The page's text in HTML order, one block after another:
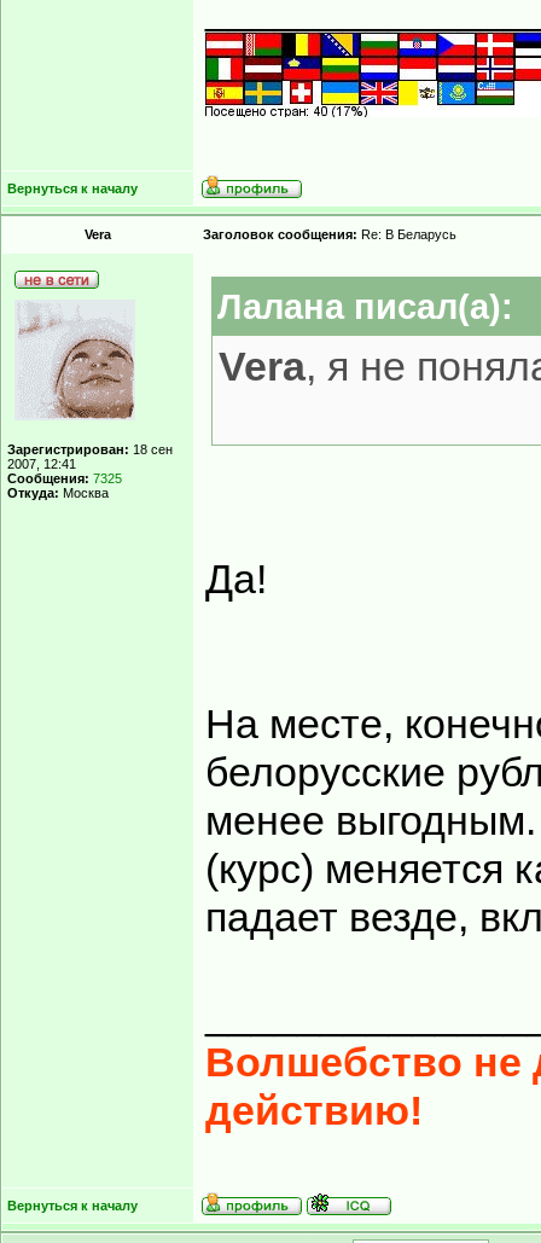
Вернуться к началу
Vera Заголовок сообщения: Re: В Беларусь
Зарегистрирован: 18 сен
2007, 12:41
Сообщения: 7325
Откуда: Москва
Лалана писал(а):
Vera, я не
Да!
На месте,
белорусские
менее
(курс) меняется
падает везде,
Волшебство не
действию!
Вернуться к началу